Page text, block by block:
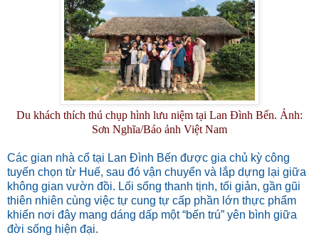
Du khách thích thú chụp hình lưu niệm tại Lan Đình Bến. Ảnh:
Sơn Nghĩa/Báo ảnh Việt Nam
Các gian nhà cổ tại Lan Đình Bến được gia chủ kỳ công
tuyển chọn từ Huế, sau đó vận chuyển và lắp dựng lại giữa
không gian vườn đồi. Lối sống thanh tịnh, tối giản, gần gũi
thiên nhiên cùng việc tự cung tự cấp phần lớn thực phẩm
khiến nơi đây mang dáng dấp một “bến trú” yên bình giữa
đời sống hiện đại.